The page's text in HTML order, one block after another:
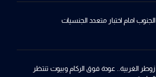
الجنوب امام اختبار متعدد الجنسيات
زوطر الغربية.. عودة فوق الركام وبيوت تنتظر